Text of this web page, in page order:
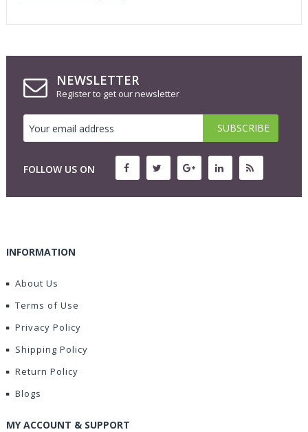
NEWSLETTER
Register to get our newsletter
FOLLOW US ON
INFORMATION
About Us
Terms of Use
Privacy Policy
Shipping Policy
Return Policy
Blogs
MY ACCOUNT & SUPPORT